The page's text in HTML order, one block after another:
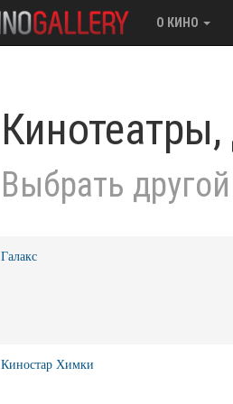
О КИНО
Выбрать
Галакс
Киностар Химки